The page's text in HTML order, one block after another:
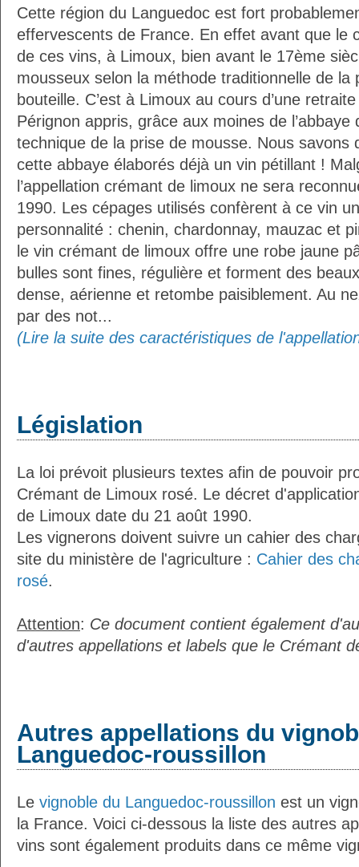
Cette région du Languedoc est fort
effervescents de France. En effet avant que le
de ces vins, à Limoux, bien avant le 17ème
mousseux selon la méthode traditionnelle de la
bouteille. C’est à Limoux au cours d’une
Pérignon appris, grâce aux moines de l’abbaye
technique de la prise de mousse. Nous savons
cette abbaye élaborés déjà un vin pétillant !
l’appellation crémant de limoux ne sera
1990. Les cépages utilisés confèrent à ce vin
personnalité : chenin, chardonnay, mauzac et
le vin crémant de limoux offre une robe jaune
bulles sont fines, régulière et forment des
dense, aérienne et retombe paisiblement. Au
par des not...
(Lire la suite des caractéristiques de
Législation
La loi prévoit plusieurs textes afin de pouvoir
Crémant de Limoux rosé. Le décret
de Limoux date du 21 août 1990.
Les vignerons doivent suivre un cahier des
site du ministère de l'agriculture : Cahier des
rosé.
Attention: Ce document contient également
d'autres appellations et labels que le Crémant
Autres appellations du
Languedoc-roussillon
Le vignoble du Languedoc-roussillon est un
la France. Voici ci-dessous la liste des autres
vins sont également produits dans ce même